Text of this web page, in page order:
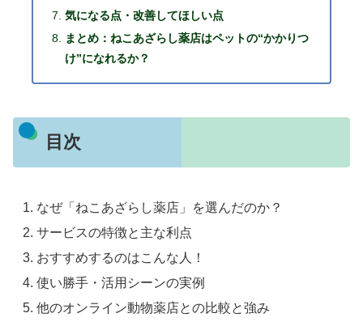
気になる点・改善してほしい点
まとめ：ねこあざらし薬店はペットの“かかりつ
け”になれるか？
目次
なぜ「ねこあざらし薬店」を選んだのか？
サービスの特徴と主な利点
おすすめするのはこんな人！
使い勝手・活用シーンの実例
他のオンライン動物薬店との比較と強み